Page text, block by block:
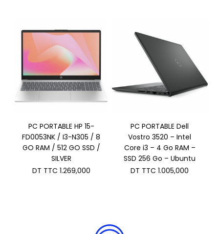
PC PORTABLE HP 15-
FD0053NK / I3-N305 / 8
GO RAM / 512 GO SSD /
SILVER
DT TTC 1.269,000
PC PORTABLE Dell
Vostro 3520 – Intel
Core i3 – 4 Go RAM –
SSD 256 Go – Ubuntu
DT TTC 1.005,000